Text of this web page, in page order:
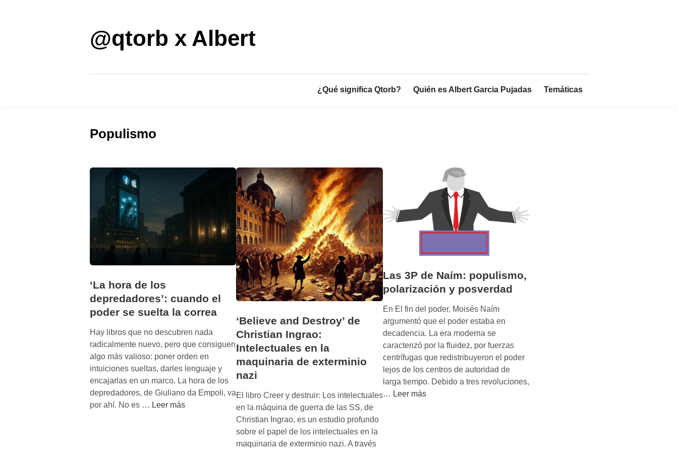
@qtorb x Albert
¿Qué significa Qtorb? Quién es Albert Garcia Pujadas Temáticas
Populismo
‘La hora de los
depredadores’: cuando el
poder se suelta la correa
Hay libros que no descubren nada
radicalmente nuevo, pero que consiguen
algo más valioso: poner orden en
intuiciones sueltas, darles lenguaje y
encajarlas en un marco. La hora de los
depredadores, de Giuliano da Empoli, va
por ahí. No es … ‘Leer más
‘Believe and Destroy’ de
Christian Ingrao:
Intelectuales en la
maquinaria de exterminio
nazi
El libro Creer y destruir: Los intelectuales
en la máquina de guerra de las SS, de
Christian Ingrao, es un estudio profundo
sobre el papel de los intelectuales en la
maquinaria de exterminio nazi. A través
Las 3P de Naím: populismo,
polarización y posverdad
En El fin del poder, Moisés Naím
argumentó que el poder estaba en
decadencia. La era moderna se
caracterizó por la fluidez, por fuerzas
centrífugas que redistribuyeron el poder
lejos de los centros de autoridad de
larga tiempo. Debido a tres revoluciones,
… LLeer más